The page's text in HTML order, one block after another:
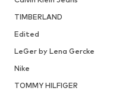
TIMBERLAND
Edited
LeGer by Lena Gercke
Nike
TOMMY HILFIGER